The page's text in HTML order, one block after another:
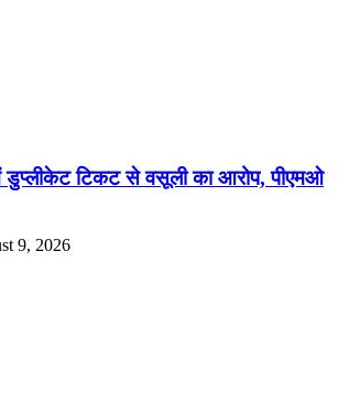
डुप्लीकेट टिकट से वसूली का आरोप, पीएमओ
9, 2026